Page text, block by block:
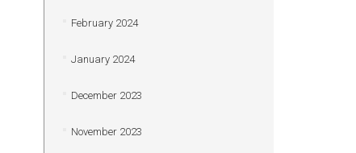
February 2024
January 2024
December 2023
November 2023